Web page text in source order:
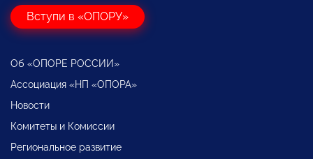
Вступи в «ОПОРУ»
Об «ОПОРЕ РОССИИ»
Ассоциация «НП «ОПОРА»
Новости
Комитеты и Комиссии
Региональное развитие